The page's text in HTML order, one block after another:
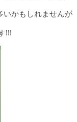
いかもしれませんが
!!!